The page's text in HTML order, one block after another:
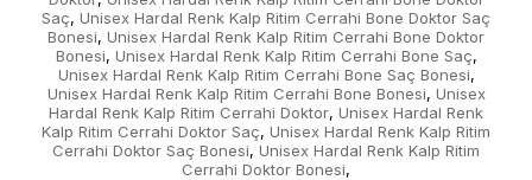
Saç, Unisex Hardal Renk Kalp Ritim Cerrahi Bone Doktor Saç
Bonesi, Unisex Hardal Renk Kalp Ritim Cerrahi Bone Doktor
Bonesi, Unisex Hardal Renk Kalp Ritim Cerrahi Bone Saç,
Unisex Hardal Renk Kalp Ritim Cerrahi Bone Saç Bonesi,
Unisex Hardal Renk Kalp Ritim Cerrahi Bone Bonesi, Unisex
Hardal Renk Kalp Ritim Cerrahi Doktor, Unisex Hardal Renk
Kalp Ritim Cerrahi Doktor Saç, Unisex Hardal Renk Kalp Ritim
Cerrahi Doktor Saç Bonesi, Unisex Hardal Renk Kalp Ritim
Cerrahi Doktor Bonesi,